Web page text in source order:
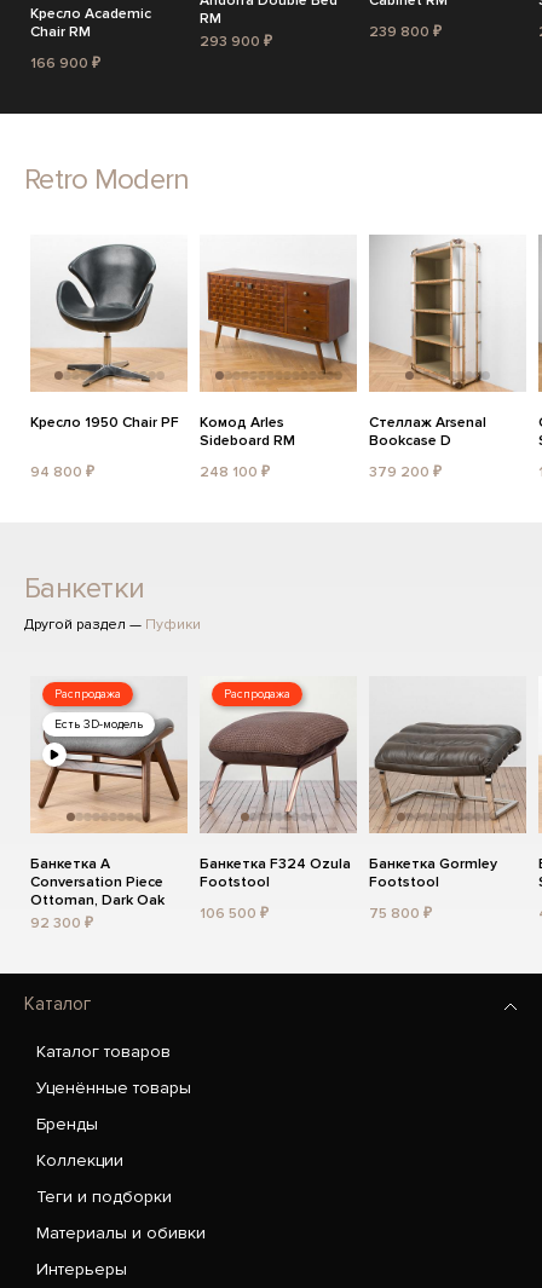
Кресло Academic
Chair RM
166 900 ₽
RM
293 900 ₽
239 800 ₽
Retro Modern
Кресло 1950 Chair PF
94 800 ₽
Комод Arles
Sideboard RM
248 100 ₽
Стеллаж Arsenal
Bookcase D
379 200 ₽
Банкетки
Другой раздел — Пуфики
Распродажа
Есть 3D-модель
Банкетка A
Conversation Piece
Ottoman, Dark Oak
92 300 ₽
Распродажа
Банкетка F324 Ozula
Footstool
106 500 ₽
Банкетка Gormley
Footstool
75 800 ₽
Каталог
Каталог товаров
Уценённые товары
Бренды
Коллекции
Теги и подборки
Материалы и обивки
Интерьеры